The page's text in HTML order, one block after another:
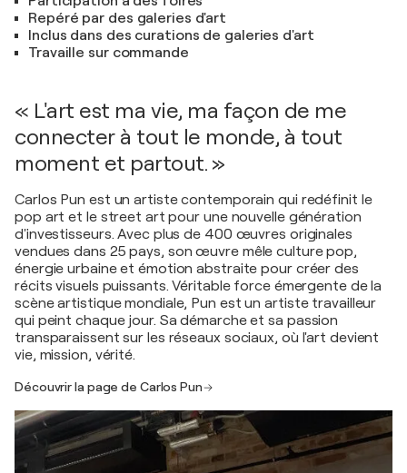
Repéré par des galeries d'art
Inclus dans des curations de galeries d'art
Travaille sur commande
« L'art est ma vie, ma façon de me
connecter à tout le monde, à tout
moment et partout. »
Carlos Pun est un artiste contemporain qui redéfinit le
pop art et le street art pour une nouvelle génération
d'investisseurs. Avec plus de 400 œuvres originales
vendues dans 25 pays, son œuvre mêle culture pop,
énergie urbaine et émotion abstraite pour créer des
récits visuels puissants. Véritable force émergente de la
scène artistique mondiale, Pun est un artiste travailleur
qui peint chaque jour. Sa démarche et sa passion
transparaissent sur les réseaux sociaux, où l'art devient
vie, mission, vérité.
Découvrir la page de Carlos Pun